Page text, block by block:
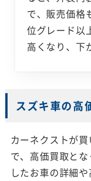
で、販売価格
位グレード以
高くなり、下
スズキ車の高
カーネクストが
で、高価買取と
したお車の詳細